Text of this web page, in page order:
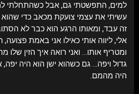
למים, התפשטתי גם, אבל כשהתחלתי
עשיתי את עצמי צועקת מכאב כדי שהוא
זה עבד, ומאותו הרגע הוא כבר לא
אלי, ליווה אותי כאילו אני באמת
ומטריף אותו… ואני רואה איך הזין שלו
גדול ויפה… גם כשהוא ישן הוא היה
היה מהמם.